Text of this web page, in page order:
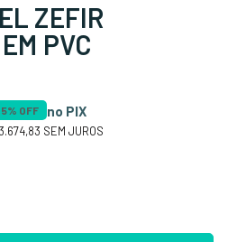
ZEFIR
PVC
5% OFF no PIX
SEM JUROS